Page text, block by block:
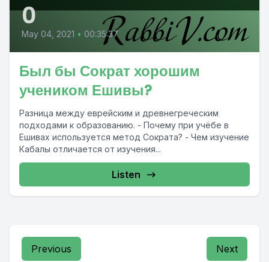
0
May 04, 2021 • 00:35:37
Был бы Сократ хорошим
учеником Ешивы?
Разница между еврейским и древнегреческим
подходами к образованию. - Почему при учёбе в
Ешивах используется метод Сократа? - Чем изучение
Кабалы отличается от изучения...
Listen
Previous Next